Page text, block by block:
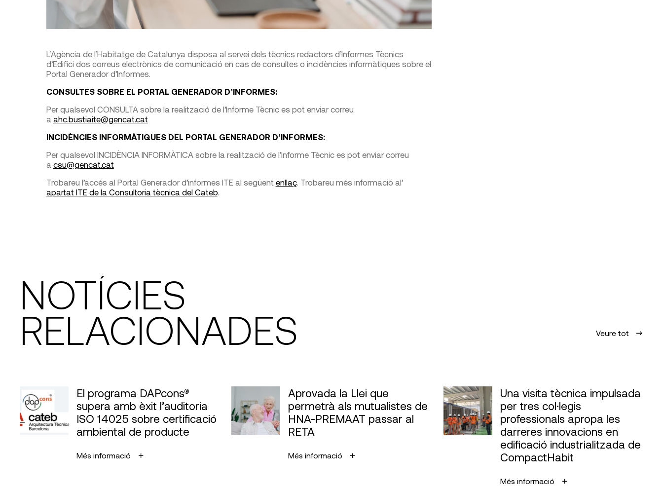
L’Agència de l’Habitatge de Catalunya disposa al servei dels tècnics redactors d’Informes Tècnics
d’Edifici dos correus electrònics de comunicació en cas de consultes o incidències informàtiques sobre el
Portal Generador d’Informes.
CONSULTES SOBRE EL PORTAL GENERADOR D’INFORMES:
Per qualsevol CONSULTA sobre la realització de l’Informe Tècnic es pot enviar correu
a ahc.bustiaite@gencat.cat
INCIDÈNCIES INFORMÀTIQUES DEL PORTAL GENERADOR D’INFORMES:
Per qualsevol INCIDÈNCIA INFORMÀTICA sobre la realització de l’Informe Tècnic es pot enviar correu
a csu@gencat.cat
Trobareu l’accés al Portal Generador d’informes ITE al següent enllaç. Trobareu més informació al’
apartat ITE de la Consultoria tècnica del Cateb.
NOTÍCIES
RELACIONADES Veure tot
El programa DAPcons®
supera amb èxit l’auditoria
ISO 14025 sobre certificació
ambiental de producte
Més informació
Aprovada la Llei que
permetrà als mutualistes de
HNA-PREMAAT passar al
RETA
Més informació
Una visita tècnica impulsada
per tres col·legis
professionals apropa les
darreres innovacions en
edificació industrialitzada de
CompactHabit
Més informació